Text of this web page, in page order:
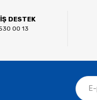
DESTEK
00 13